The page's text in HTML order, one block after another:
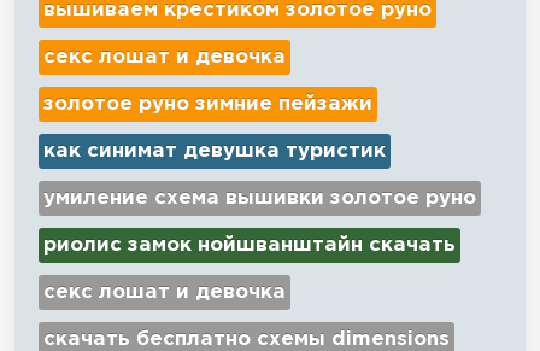
вышиваем крестиком золотое руно
секс лошат и девочка
золотое руно зимние пейзажи
как синимат девушка туристик
умиление схема вышивки золотое руно
риолис замок нойшванштайн скачать
секс лошат и девочка
скачать бесплатно схемы dimensions